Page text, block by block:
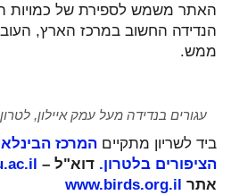
האתר משמש לספירת של כמויות
הנדידה החשוב במרכז הארץ,
ממש.
עגורים בנדידה מעל עמק איילון,
ביד לשריון מתקיים המרכז
הציפורים בלטרון. דוא"ל –
אתר www.birds.org.il